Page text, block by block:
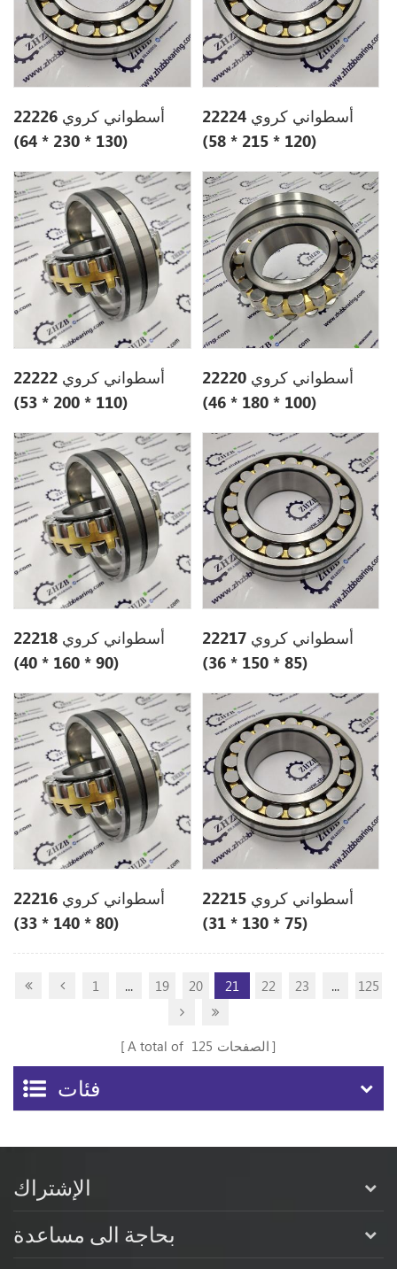
أسطواني كروي 22226
(130 * 230 * 64)
أسطواني كروي 22224
(120 * 215 * 58)
أسطواني كروي 22222
(110 * 200 * 53)
أسطواني كروي 22220
(100 * 180 * 46)
أسطواني كروي 22218
(90 * 160 * 40)
أسطواني كروي 22217
(85 * 150 * 36)
أسطواني كروي 22216
(80 * 140 * 33)
أسطواني كروي 22215
(75 * 130 * 31)
1 ... 19 20 21 22 23 ... 125
A total of 125 الصفحات
فئات
الإشتراك
بحاجة الى مساعدة